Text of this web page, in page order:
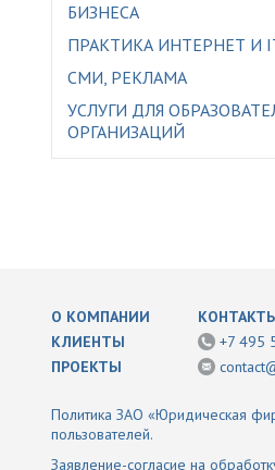
БИЗНЕСА
ПРАКТИКА ИНТЕРНЕТ И
СМИ, РЕКЛАМА
УСЛУГИ ДЛЯ
ОРГАНИЗАЦИЙ
О КОМПАНИИ
КЛИЕНТЫ
ПРОЕКТЫ
+7 495
Политика ЗАО «Юридическая
пользователей.
Заявление-согласие на